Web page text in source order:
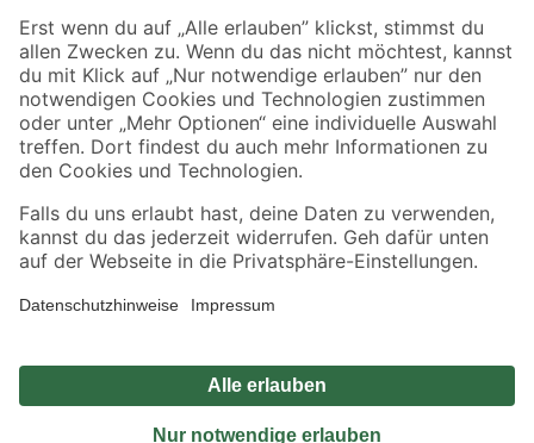
Sicher einkaufen
Jetzt die toom-App herunterladen
Alle Preisangaben in EUR inkl. gesetzl. MwSt.. Die dargestellten Angebote sind unter
Umständen nicht in allen Märkten verfügbar. Die angegebenen Verfügbarkeiten beziehen
Produkte nur solange der Vorrat reicht.
*Paketversand ab 59 € versandkostenfrei, gilt nicht für Artikel mit Speditionsversand, hier
Privatsphäre Impressum
Nutzungsbedingungen
Widerrufsrecht
Vertrag widerrufen